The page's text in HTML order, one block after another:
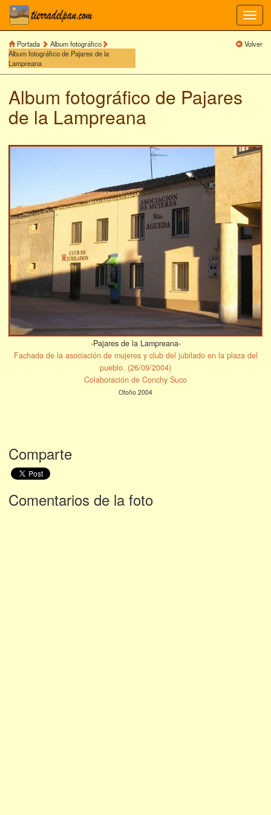
Portada
Album fotográfico
Album fotográfico de Pajares de la
Lampreana
Volver
Album fotográfico de Pajares
de la Lampreana
-Pajares de la Lampreana-
Fachada de la asociación de mujeres y club del jubilado en la plaza del
pueblo. (26/09/2004)
Colaboración de Conchy Suco
Otoño 2004
Comparte
Comentarios de la foto